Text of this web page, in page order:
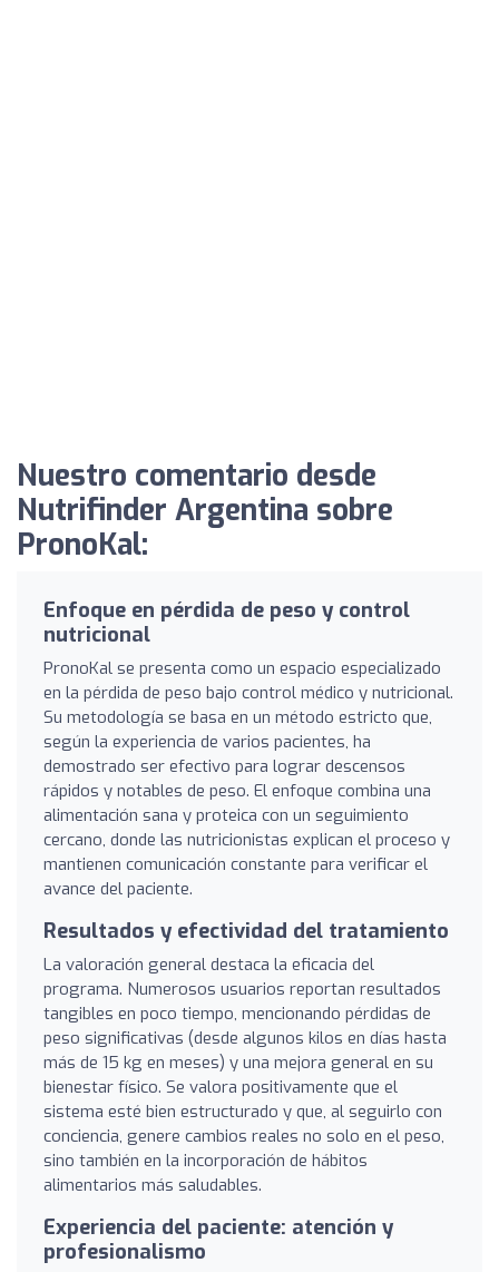
Nuestro comentario desde
Nutrifinder Argentina sobre
PronoKal:
Enfoque en pérdida de peso y control
nutricional
PronoKal se presenta como un espacio especializado
en la pérdida de peso bajo control médico y nutricional.
Su metodología se basa en un método estricto que,
según la experiencia de varios pacientes, ha
demostrado ser efectivo para lograr descensos
rápidos y notables de peso. El enfoque combina una
alimentación sana y proteica con un seguimiento
cercano, donde las nutricionistas explican el proceso y
mantienen comunicación constante para verificar el
avance del paciente.
Resultados y efectividad del tratamiento
La valoración general destaca la eficacia del
programa. Numerosos usuarios reportan resultados
tangibles en poco tiempo, mencionando pérdidas de
peso significativas (desde algunos kilos en días hasta
más de 15 kg en meses) y una mejora general en su
bienestar físico. Se valora positivamente que el
sistema esté bien estructurado y que, al seguirlo con
conciencia, genere cambios reales no solo en el peso,
sino también en la incorporación de hábitos
alimentarios más saludables.
Experiencia del paciente: atención y
profesionalismo